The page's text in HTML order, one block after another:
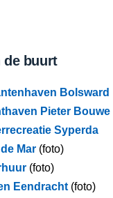
de buurt
Bolsward
Pieter Bouwe
Syperda
Mar (foto)
(foto)
Eendracht (foto)